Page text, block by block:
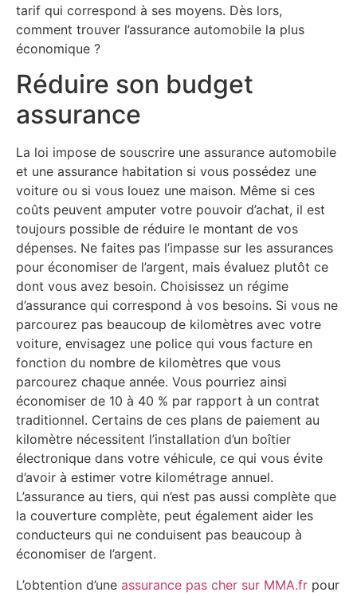
tarif qui correspond à ses moyens. Dès lors,
comment trouver l’assurance automobile la plus
économique ?
Réduire son budget
assurance
La loi impose de souscrire une assurance automobile
et une assurance habitation si vous possédez une
voiture ou si vous louez une maison. Même si ces
coûts peuvent amputer votre pouvoir d’achat, il est
toujours possible de réduire le montant de vos
dépenses. Ne faites pas l’impasse sur les assurances
pour économiser de l’argent, mais évaluez plutôt ce
dont vous avez besoin. Choisissez un régime
d’assurance qui correspond à vos besoins. Si vous ne
parcourez pas beaucoup de kilomètres avec votre
voiture, envisagez une police qui vous facture en
fonction du nombre de kilomètres que vous
parcourez chaque année. Vous pourriez ainsi
économiser de 10 à 40 % par rapport à un contrat
traditionnel. Certains de ces plans de paiement au
kilomètre nécessitent l’installation d’un boîtier
électronique dans votre véhicule, ce qui vous évite
d’avoir à estimer votre kilométrage annuel.
L’assurance au tiers, qui n’est pas aussi complète que
la couverture complète, peut également aider les
conducteurs qui ne conduisent pas beaucoup à
économiser de l’argent.
L’obtention d’une assurance pas cher sur MMA.fr pour